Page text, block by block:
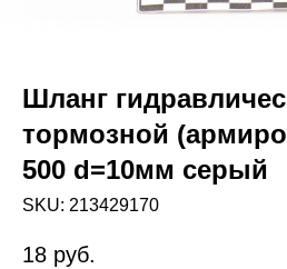
Шланг
тормозной
500 d=10мм серый
SKU: 213429170
18 руб.